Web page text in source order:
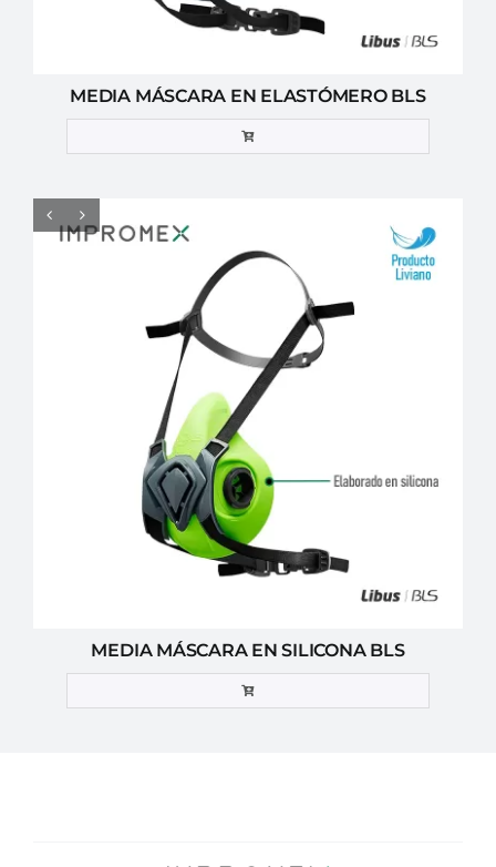
MEDIA MÁSCARA EN ELASTÓMERO BLS
MEDIA MÁSCARA EN SILICONA BLS